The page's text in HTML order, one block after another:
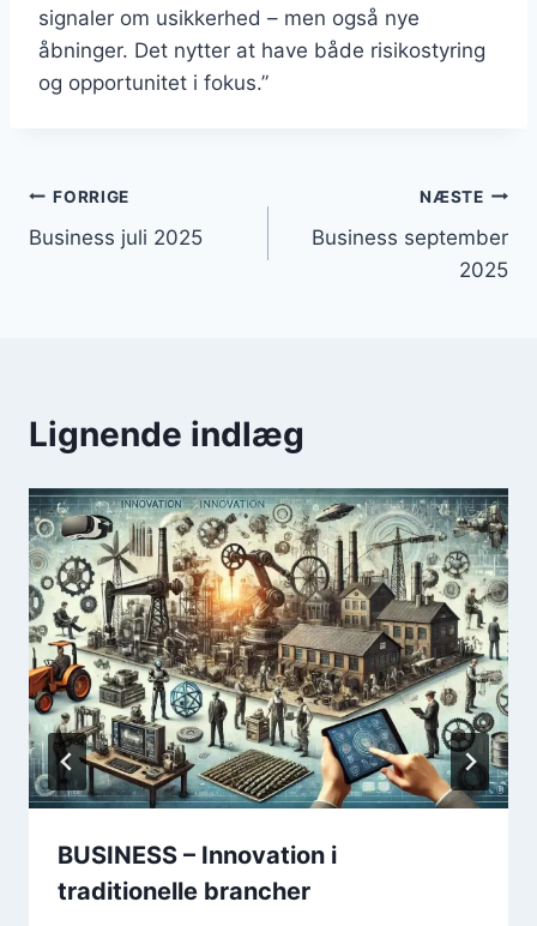
signaler om usikkerhed – men også nye
åbninger. Det nytter at have både risikostyring
og opportunitet i fokus.”
Indlægsnavigation
FORRIGE
Business juli 2025
NÆSTE
Business september
2025
Lignende indlæg
BUSINESS – Innovation i
traditionelle brancher